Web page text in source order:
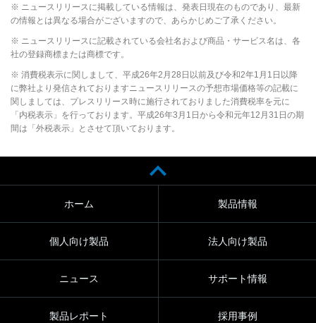
※ ニュースリリースに掲載している情報は、発表日現在のものであり、最新
の情報とは異なる場合がございますので、あらかじめご了承ください。
※ ニュースリリースに記載されている会社名および商品・サービス名は、各
社の登録商標または商標です。
※ 消費税表示に関しまして、平成26年2月28日以前及び令和2年1月1日以降
に弊社より発信されておりますニュースリリースの予想市場価格等の記載に
関しましては、プレスリリース時に施行されておりました消費税率を元に
「内税表示」を行っております。平成26年3月1日から令和元年12月31日の期
間は「外税表示」とさせて頂いております。
ホーム 製品情報
個人向け製品 法人向け製品
ニュース サポート情報
製品レポート 採用事例